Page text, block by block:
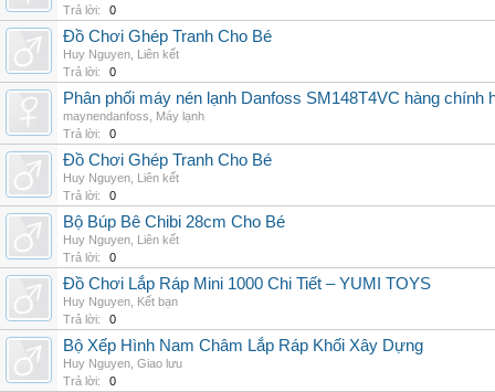
Trả lời:
0
Đồ Chơi Ghép Tranh Cho Bé
Huy Nguyen Liên kết
Trả lời:
0
Phân phối máy nén lạnh Danfoss SM148T4VC hàng chính
maynendanfoss
Máy lạnh
Trả lời:
0
Đồ Chơi Ghép Tranh Cho Bé
Huy Nguyen Liên kết
Trả lời:
0
Bộ Búp Bê Chibi 28cm Cho Bé
Huy Nguyen Liên kết
Trả lời:
0
Đồ Chơi Lắp Ráp Mini 1000 Chi Tiết – YUMI TOYS
Huy Nguyen Kết bạn
Trả lời:
0
Bộ Xếp Hình Nam Châm Lắp Ráp Khối Xây Dựng
Huy Nguyen Giao lưu
Trả lời:
0